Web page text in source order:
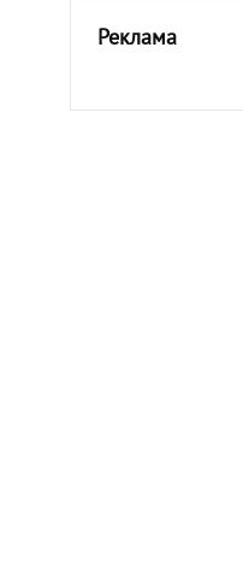
Реклама